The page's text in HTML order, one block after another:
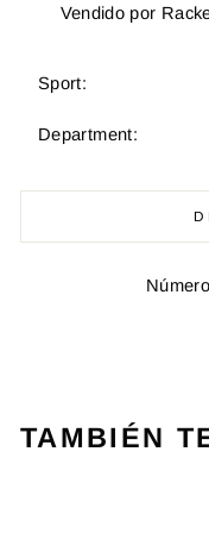
Vendido por
Sport:
Department:
TAMBIÉN